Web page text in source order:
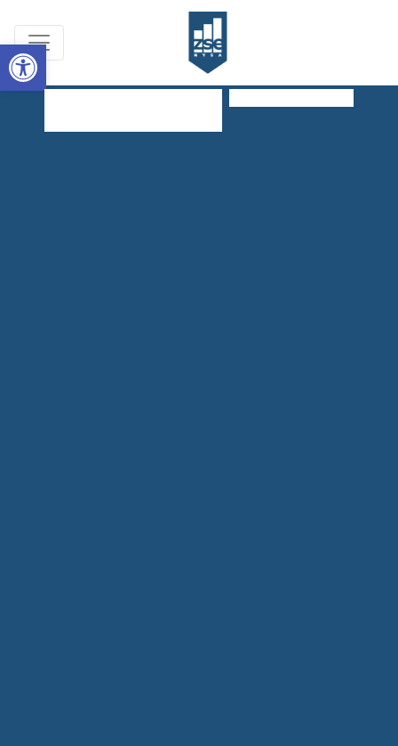
Open toolbar